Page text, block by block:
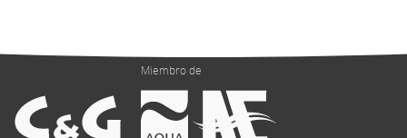
Miembro de